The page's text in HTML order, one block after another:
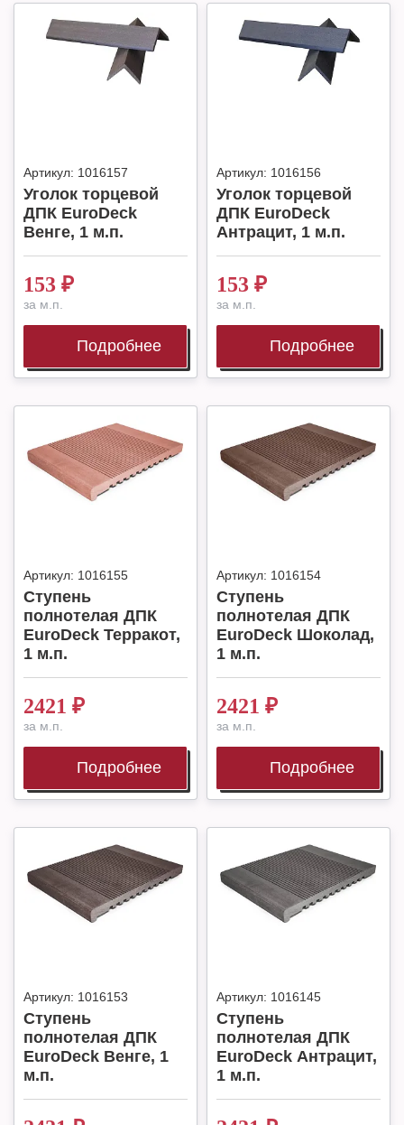
Артикул: 1016157
Уголок торцевой
ДПК EuroDeck
Венге, 1 м.п.
153 ₽
за м.п.
Подробнее
Артикул: 1016156
Уголок торцевой
ДПК EuroDeck
Антрацит, 1 м.п.
153 ₽
за м.п.
Подробнее
Артикул: 1016155
Ступень
полнотелая ДПК
EuroDeck Терракот,
1 м.п.
2421 ₽
за м.п.
Подробнее
Артикул: 1016154
Ступень
полнотелая ДПК
EuroDeck Шоколад,
1 м.п.
2421 ₽
за м.п.
Подробнее
Артикул: 1016153
Ступень
полнотелая ДПК
EuroDeck Венге, 1
м.п.
Артикул: 1016145
Ступень
полнотелая ДПК
EuroDeck Антрацит,
1 м.п.